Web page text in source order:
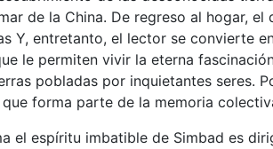
de la China. De regreso al hogar, el
Y, entretanto, el lector se convierte
le permiten vivir la eterna
pobladas por inquietantes seres.
forma parte de la memoria
el espíritu imbatible de Simbad es